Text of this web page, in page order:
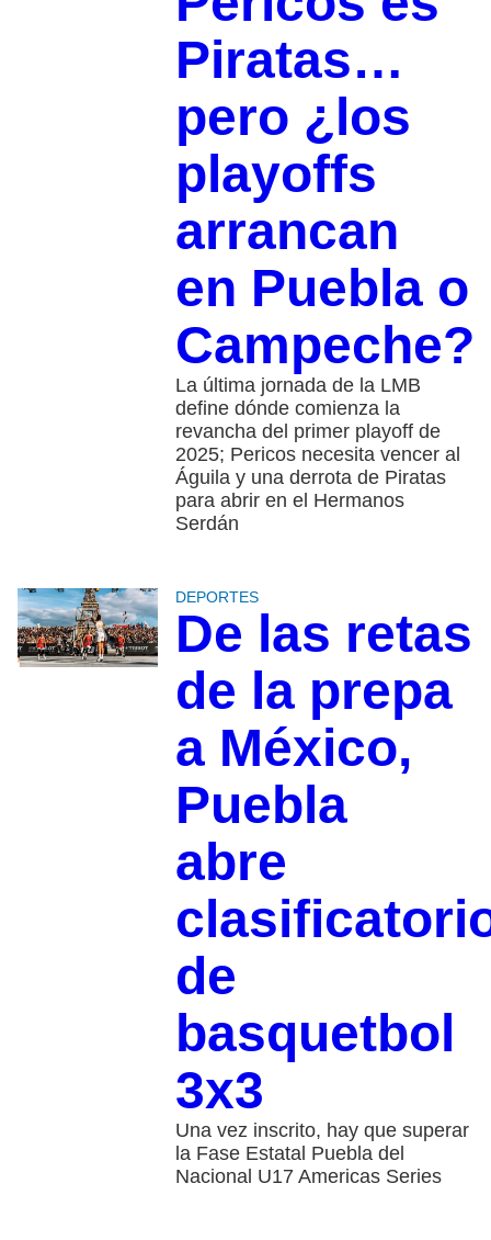
Piratas…
pero ¿los
playoffs
arrancan
en Puebla o
Campeche?
La última jornada de la LMB
define dónde comienza la
revancha del primer playoff de
2025; Pericos necesita vencer al
Águila y una derrota de Piratas
para abrir en el Hermanos
Serdán
DEPORTES
De las retas
de la prepa
a México,
Puebla
abre
de
basquetbol
3x3
Una vez inscrito, hay que superar
la Fase Estatal Puebla del
Nacional U17 Americas Series